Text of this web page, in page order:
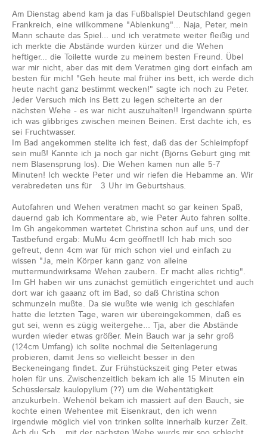
Am Dienstag abend kam ja das Fußballspiel Deutschland gegen
Frankreich, eine willkommene "Ablenkung"... Naja, Peter, mein
Mann schaute das Spiel... und ich veratmete weiter fleißig und
ich merkte die Abstände wurden kürzer und die Wehen
heftiger... die Toilette wurde zu meinem besten Freund. Übel
war mir nicht, aber das mit dem Veratmen ging dort einfach am
besten für mich! "Geh heute mal früher ins bett, ich werde dich
heute nacht ganz bestimmt wecken!" sagte ich noch zu Peter.
Jeder Versuch mich ins Bett zu legen scheiterte an der
nächsten Wehe - es war nicht auszuhalten!! Irgendwann spürte
ich was glibbriges zwischen meinen Beinen. Erst dachte ich, es
sei Fruchtwasser.
Im Bad angekommen stellte ich fest, daß das der Schleimpfopf
sein muß! Kannte ich ja noch gar nicht (Björns Geburt ging mit
nem Blasensprung los). Die Wehen kamen nun alle 5-7
Minuten! Ich weckte Peter und wir riefen die Hebamme an. Wir
verabredeten uns für 3 Uhr im Geburtshaus.
Autofahren und Wehen veratmen macht so gar keinen Spaß,
dauernd gab ich Kommentare ab, wie Peter Auto fahren sollte.
Im Gh angekommen wartetet Christina schon auf uns, und der
Tastbefund ergab: MuMu 4cm geöffnet!! Ich hab mich soo
gefreut, denn 4cm war für mich schon viel und einfach zu
wissen "Ja, mein Körper kann ganz von alleine
muttermundwirksame Wehen zaubern. Er macht alles richtig".
Im GH haben wir uns zunächst gemütlich eingerichtet und auch
dort war ich gaaanz oft im Bad, so daß Christina schon
schmunzeln mußte. Da sie wußte wie wenig ich geschlafen
hatte die letzten Tage, waren wir übereingekommen, daß es
gut sei, wenn es zügig weitergehe... Tja, aber die Abstände
wurden wieder etwas größer. Mein Bauch war ja sehr groß
(124cm Umfang) ich sollte nochmal die Seitenlagerung
probieren, damit Jens so vielleicht besser in den
Beckeneingang findet. Zur Frühstückszeit ging Peter etwas
holen für uns. Zwischenzeitlich bekam ich alle 15 Minuten ein
Schüsslersalz kaulopyllum (??) um die Wehentätigkeit
anzukurbeln. Wehenöl bekam ich massiert auf den Bauch, sie
kochte einen Wehentee mit Eisenkraut, den ich wenn
irgendwie möglich viel von trinken sollte innerhalb kurzer Zeit.